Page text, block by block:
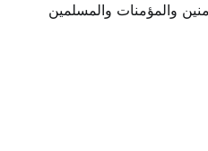
والمؤمنات والمسلمين